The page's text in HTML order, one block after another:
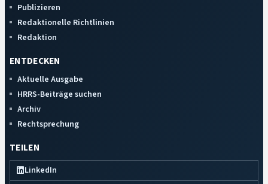
Publizieren
Redaktionelle Richtlinien
Redaktion
ENTDECKEN
Aktuelle Ausgabe
HRRS-Beiträge suchen
Archiv
Rechtsprechung
TEILEN
LinkedIn